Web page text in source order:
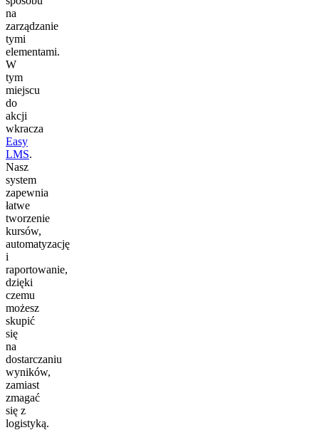
na
zarządzanie
tymi
elementami.
W
tym
miejscu
do
akcji
wkracza
Easy
LMS.
Nasz
system
zapewnia
łatwe
tworzenie
kursów,
automatyzację
i
raportowanie,
dzięki
czemu
możesz
skupić
się
na
dostarczaniu
wyników,
zamiast
zmagać
się z
logistyką.